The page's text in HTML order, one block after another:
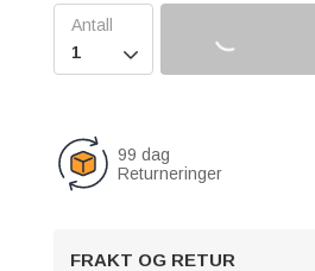

99 dag
Returneringer
FRAKT OG RETUR